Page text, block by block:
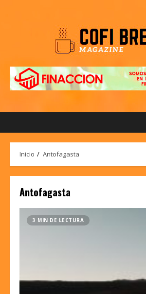
Inicio Antofagasta
Antofagasta
3 MIN DE LECTURA